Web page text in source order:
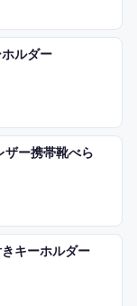
ルダー
ザー携帯靴べら
キーホルダー